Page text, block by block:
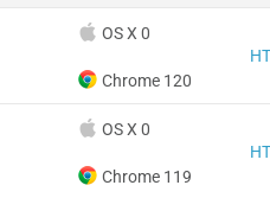
OS X 0
Chrome 120
OS X 0
Chrome 119